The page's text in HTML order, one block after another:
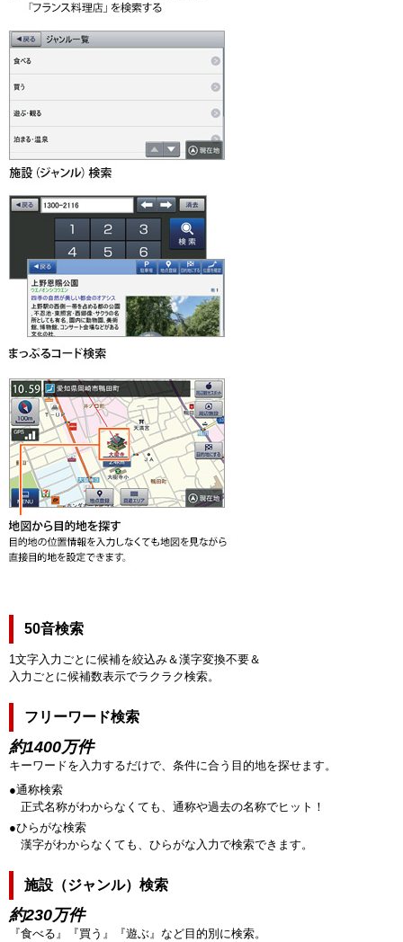
50音検索
1文字入力ごとに候補を絞込み＆漢字変換不要＆
入力ごとに候補数表示でラクラク検索。
フリーワード検索
約1400万件
キーワードを入力するだけで、条件に合う目的地を探せます。
●通称検索
正式名称がわからなくても、通称や過去の名称でヒット！
●ひらがな検索
漢字がわからなくても、ひらがな入力で検索できます。
施設（ジャンル）検索
約230万件
『食べる』『買う』『遊ぶ』など目的別に検索。